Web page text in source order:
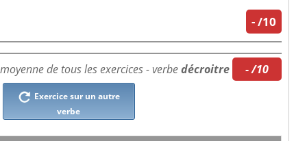
-/10
de tous les exercices - verbedécroitre - /10
Exercice sur un autre
verbe